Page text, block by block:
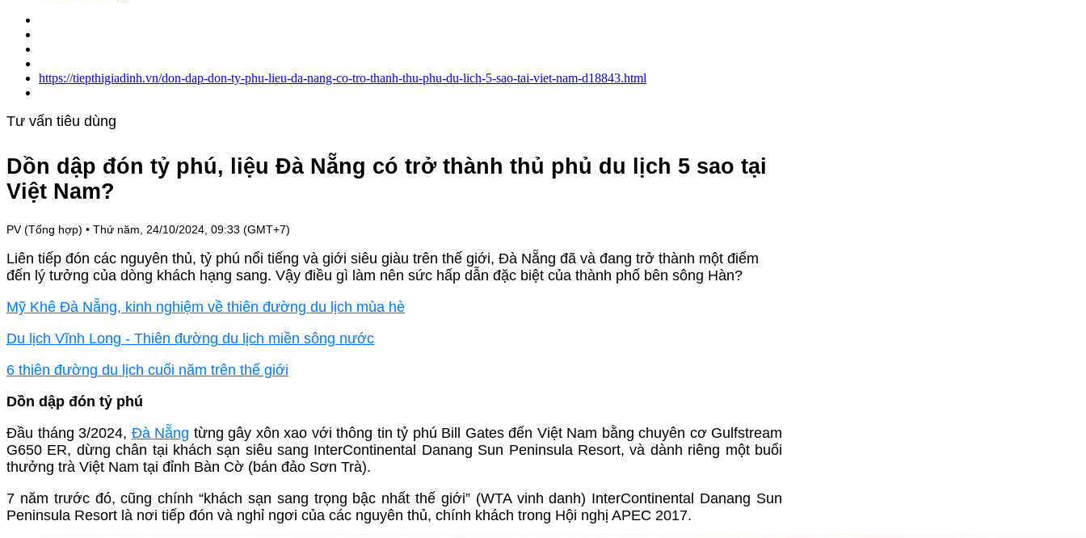
https://tiepthigiadinh.vn/don-dap-don-ty-phu-lieu-da-nang-co-tro-thanh-thu-phu-du-lich-5-sao-tai-viet-nam-d18843.html
Tư vấn tiêu dùng
Dồn dập đón tỷ phú, liệu Đà Nẵng có trở thành thủ phủ du lịch 5 sao tại
Việt Nam?
PV (Tổng hợp) • Thứ năm, 24/10/2024, 09:33 (GMT+7)
Liên tiếp đón các nguyên thủ, tỷ phú nổi tiếng và giới siêu giàu trên thế giới, Đà Nẵng đã và đang trở thành một điểm
đến lý tưởng của dòng khách hạng sang. Vậy điều gì làm nên sức hấp dẫn đặc biệt của thành phố bên sông Hàn?
Mỹ Khê Đà Nẵng, kinh nghiệm về thiên đường du lịch mùa hè
Du lịch Vĩnh Long - Thiên đường du lịch miền sông nước
6 thiên đường du lịch cuối năm trên thế giới
Dồn dập đón tỷ phú
Đầu tháng 3/2024, Đà Nẵng từng gây xôn xao với thông tin tỷ phú Bill Gates đến Việt Nam bằng chuyên cơ Gulfstream
G650 ER, dừng chân tại khách sạn siêu sang InterContinental Danang Sun Peninsula Resort, và dành riêng một buổi
thưởng trà Việt Nam tại đỉnh Bàn Cờ (bán đảo Sơn Trà).
7 năm trước đó, cũng chính “khách sạn sang trọng bậc nhất thế giới” (WTA vinh danh) InterContinental Danang Sun
Peninsula Resort là nơi tiếp đón và nghỉ ngơi của các nguyên thủ, chính khách trong Hội nghị APEC 2017.